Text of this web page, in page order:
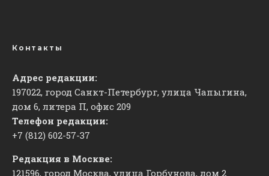
Контакты
Адрес редакции:
197022, город Санкт-Петербург, улица Чапыгина,
дом 6, литера П, офис 209
Телефон редакции:
+7 (812) 602-57-37
Редакция в Москве:
121596, город Москва, улица Горбунова, дом 2